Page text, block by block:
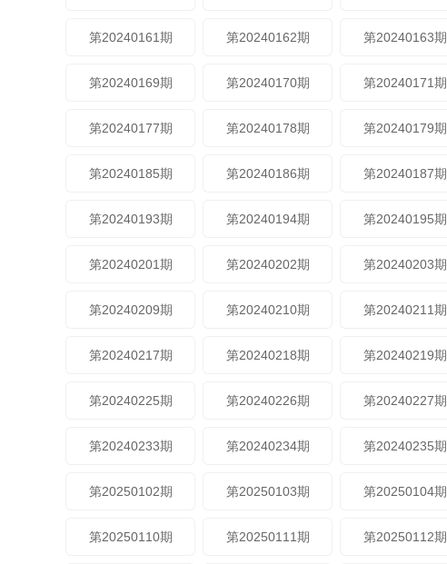
第20240161期 第20240162期 第20240163期
第20240169期 第20240170期 第20240171期
第20240177期 第20240178期 第20240179期
第20240185期 第20240186期 第20240187期
第20240193期 第20240194期 第20240195期
第20240201期 第20240202期 第20240203期
第20240209期 第20240210期 第20240211期
第20240217期 第20240218期 第20240219期
第20240225期 第20240226期 第20240227期
第20240233期 第20240234期 第20240235期
第20250102期 第20250103期 第20250104期
第20250110期 第20250111期 第20250112期